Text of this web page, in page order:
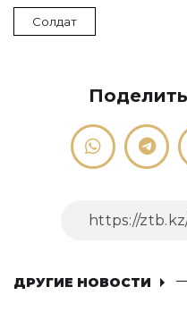
Солдат
ДРУГИЕ НОВОСТИ